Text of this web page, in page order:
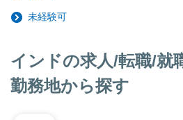
未経験可
インドの求人/転職/就
勤務地から探す